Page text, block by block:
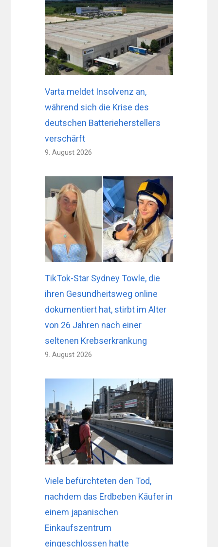
Varta meldet Insolvenz an,
während sich die Krise des
deutschen Batterieherstellers
verschärft
9. August 2026
TikTok-Star Sydney Towle, die
ihren Gesundheitsweg online
dokumentiert hat, stirbt im Alter
von 26 Jahren nach einer
seltenen Krebserkrankung
9. August 2026
Viele befürchteten den Tod,
nachdem das Erdbeben Käufer in
einem japanischen
Einkaufszentrum
eingeschlossen hatte